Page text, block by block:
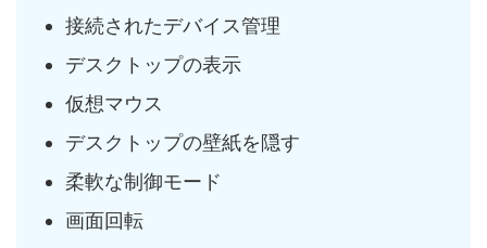
接続されたデバイス管理
デスクトップの表示
仮想マウス
デスクトップの壁紙を隠す
柔軟な制御モード
画面回転